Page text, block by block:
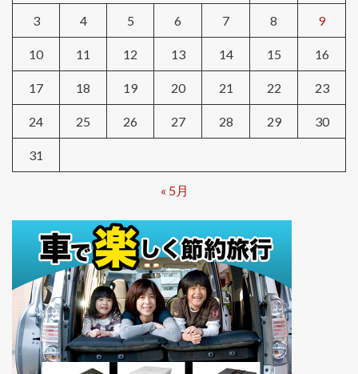
3 4 5 6 7 8 9
10 11 12 13 14 15 16
17 18 19 20 21 22 23
24 25 26 27 28 29 30
31
« 5月